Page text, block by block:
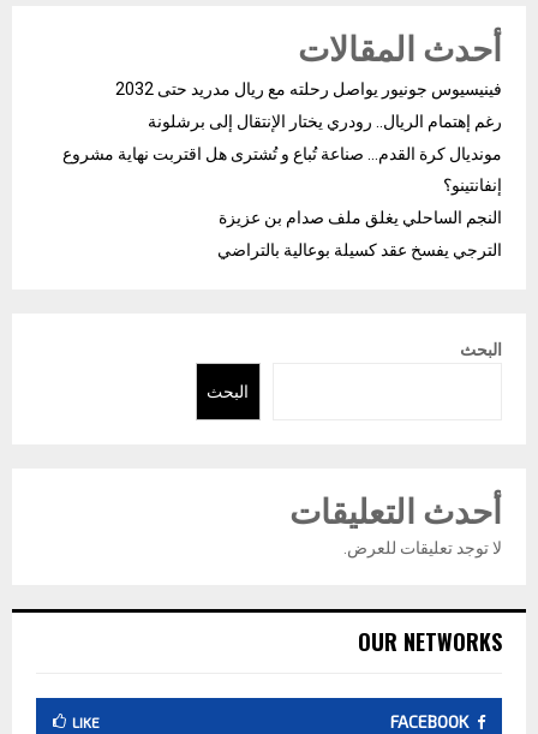
أحدث المقالات
فينيسيوس جونيور يواصل رحلته مع ريال مدريد حتى 2032
رغم إهتمام الريال.. رودري يختار الإنتقال إلى برشلونة
مونديال كرة القدم… صناعة تُباع و تُشترى هل اقتربت نهاية مشروع
إنفانتينو؟
النجم الساحلي يغلق ملف صدام بن عزيزة
الترجي يفسخ عقد كسيلة بوعالية بالتراضي
البحث
البحث
أحدث التعليقات
لا توجد تعليقات للعرض.
OUR NETWORKS
FACEBOOK
LIKE